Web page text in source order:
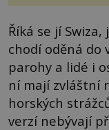
Říká se jí
chodí oděná do
parohy a lidé i
ní mají zvláštní
horských
verzí nebývají